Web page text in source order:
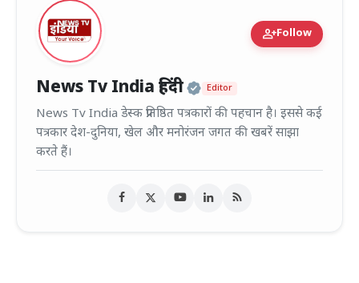
person_addFollow
News Tv India हिंदी Official | Verified
Editor
News Tv India डेस्क प्रतिष्ठित पत्रकारों की पहचान है। इससे कई
पत्रकार देश-दुनिया, खेल और मनोरंजन जगत की खबरें साझा
करते हैं।